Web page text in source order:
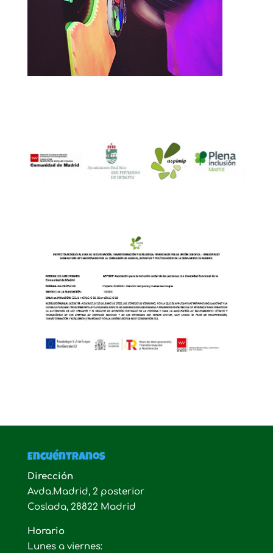
Encuéntranos
Dirección
Avda.Madrid, 2 posterior
Coslada, 28822 Madrid
Horario
Lunes a viernes: